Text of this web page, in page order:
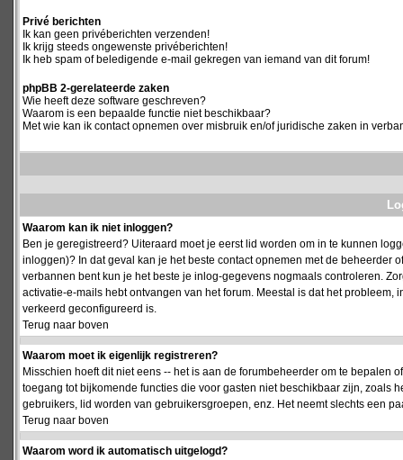
Privé berichten
Ik kan geen privéberichten verzenden!
Ik krijg steeds ongewenste privéberichten!
Ik heb spam of beledigende e-mail gekregen van iemand van dit forum!
phpBB 2-gerelateerde zaken
Wie heeft deze software geschreven?
Waarom is een bepaalde functie niet beschikbaar?
Met wie kan ik contact opnemen over misbruik en/of juridische zaken in
Waarom kan ik niet inloggen?
Ben je geregistreerd? Uiteraard moet je eerst lid worden om in te kunnen
inloggen)? In dat geval kan je het beste contact opnemen met de beheerder
verbannen bent kun je het beste je inlog-gegevens nogmaals controleren.
activatie-e-mails hebt ontvangen van het forum. Meestal is dat het
verkeerd geconfigureerd is.
Terug naar boven
Waarom moet ik eigenlijk registreren?
Misschien hoeft dit niet eens -- het is aan de forumbeheerder om te bepalen
toegang tot bijkomende functies die voor gasten niet beschikbaar zijn,
gebruikers, lid worden van gebruikersgroepen, enz. Het neemt slechts een
Terug naar boven
Waarom word ik automatisch uitgelogd?